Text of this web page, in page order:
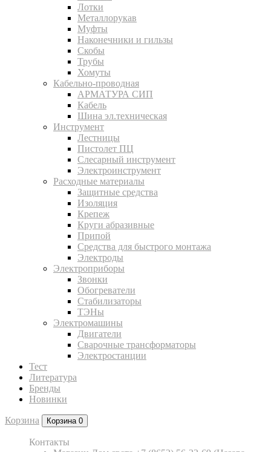
Лотки
Металлорукав
Муфты
Наконечники и гильзы
Скобы
Трубы
Хомуты
Кабельно-проводная
АРМАТУРА СИП
Кабель
Шина эл.техническая
Инструмент
Лестницы
Пистолет ПЦ
Слесарный инструмент
Электроинструмент
Расходные материалы
Защитные средства
Изоляция
Крепеж
Круги абразивные
Припой
Средства для быстрого монтажа
Электроды
Электроприборы
Звонки
Обогреватели
Стабилизаторы
ТЭНы
Электромашины
Двигатели
Сварочные трансформаторы
Электростанции
Тест
Литература
Бренды
Новинки
Корзина Корзина 0
Контакты